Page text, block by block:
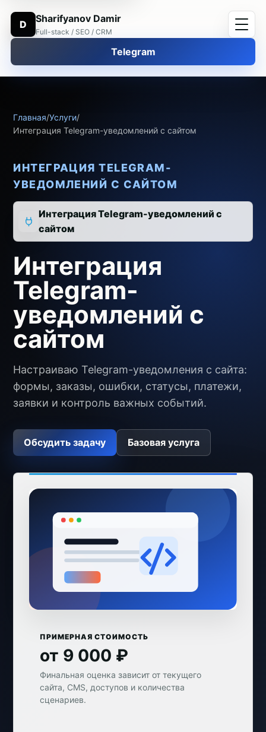
D Sharifyanov Damir
Full-stack / SEO / CRM
Telegram
Главная/Услуги/
Интеграция Telegram-уведомлений с сайтом
ИНТЕГРАЦИЯ TELEGRAM-
УВЕДОМЛЕНИЙ С САЙТОМ
Интеграция Telegram-уведомлений с
сайтом
Интеграция
Telegram-
уведомлений с
сайтом
Настраиваю Telegram-уведомления с сайта:
формы, заказы, ошибки, статусы, платежи,
заявки и контроль важных событий.
Обсудить задачу Базовая услуга
ПРИМЕРНАЯ СТОИМОСТЬ
от 9 000 ₽
Финальная оценка зависит от текущего
сайта, CMS, доступов и количества
сценариев.